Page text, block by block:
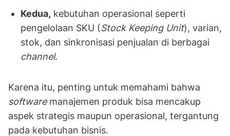
Kedua, kebutuhan operasional seperti
pengelolaan SKU (Stock Keeping Unit), varian,
stok, dan sinkronisasi penjualan di berbagai
channel.
Karena itu, penting untuk memahami bahwa
software manajemen produk bisa mencakup
aspek strategis maupun operasional, tergantung
pada kebutuhan bisnis.